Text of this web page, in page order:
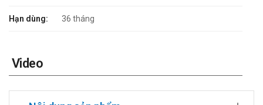
Hạn dùng: 36 tháng
Video